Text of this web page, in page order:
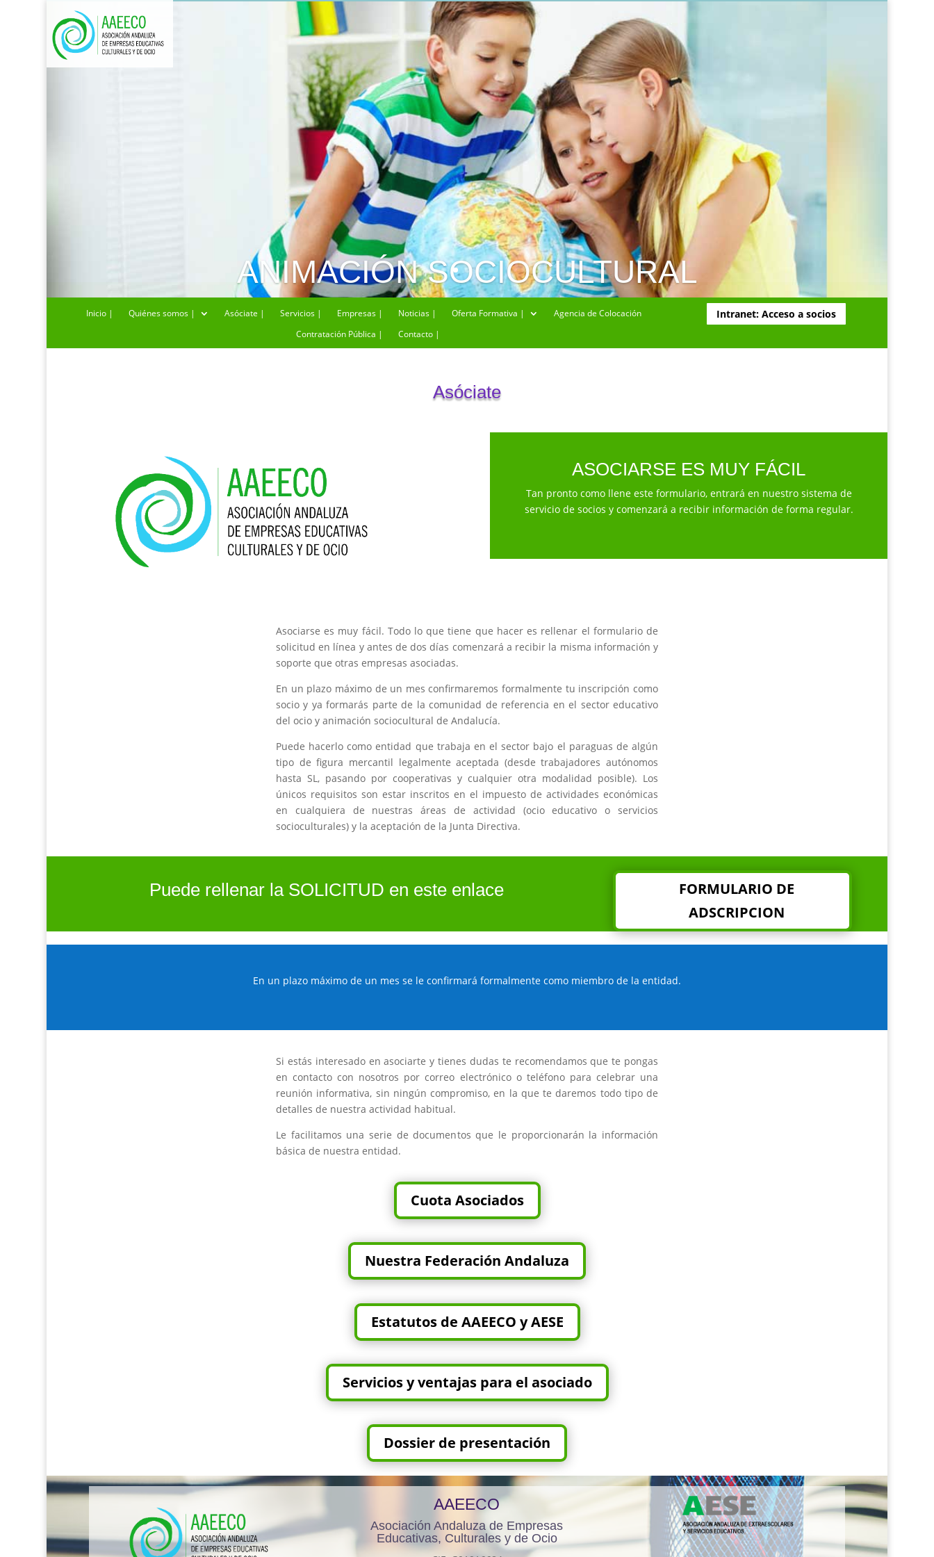
Inicio | Quiénes somos | Asóciate | Servicios | Empresas | Noticias | Oferta Formativa |
Agencia de Colocación
Contratación Pública |
Contacto |
Intranet: Acceso a socios
Asóciate
ASOCIARSE ES MUY FÁCIL
Tan pronto como llene este formulario, entrará en nuestro sistema de
servicio de socios y comenzará a recibir información de forma regular.
Asociarse es muy fácil. Todo lo que tiene que hacer es rellenar el formulario de
solicitud en línea y antes de dos días comenzará a recibir la misma información y
soporte que otras empresas asociadas.
En un plazo máximo de un mes confirmaremos formalmente tu inscripción como
socio y ya formarás parte de la comunidad de referencia en el sector educativo
del ocio y animación sociocultural de Andalucía.
Puede hacerlo como entidad que trabaja en el sector bajo el paraguas de algún
tipo de figura mercantil legalmente aceptada (desde trabajadores autónomos
hasta SL, pasando por cooperativas y cualquier otra modalidad posible). Los
únicos requisitos son estar inscritos en el impuesto de actividades económicas
en cualquiera de nuestras áreas de actividad (ocio educativo o servicios
socioculturales) y la aceptación de la Junta Directiva.
Puede rellenar la SOLICITUD en este enlace
FORMULARIO DE
ADSCRIPCION
En un plazo máximo de un mes se le confirmará formalmente como miembro de la entidad.
Si estás interesado en asociarte y tienes dudas te recomendamos que te pongas
en contacto con nosotros por correo electrónico o teléfono para celebrar una
reunión informativa, sin ningún compromiso, en la que te daremos todo tipo de
detalles de nuestra actividad habitual.
Le facilitamos una serie de documentos que le proporcionarán la información
básica de nuestra entidad.
Cuota Asociados
Nuestra Federación Andaluza
Estatutos de AAEECO y AESE
Servicios y ventajas para el asociado
Dossier de presentación
AAEECO
Asociación Andaluza de Empresas
Educativas, Culturales y de Ocio